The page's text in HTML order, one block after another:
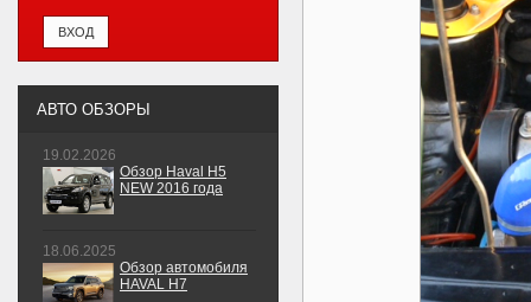
АВТО ОБЗОРЫ
19.02.2026
Обзор Haval H5
NEW 2016 года
18.06.2025
Обзор автомобиля
HAVAL H7